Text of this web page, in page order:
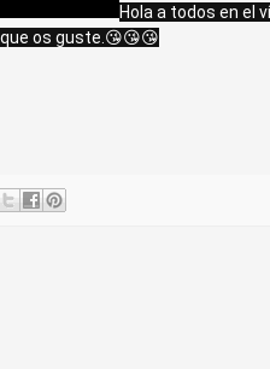
Hola a todos en el
os guste.😘😘😘